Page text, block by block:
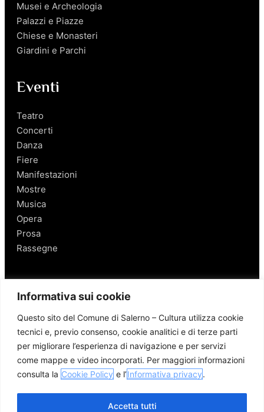
Informativa sui cookie
Questo sito del Comune di Salerno – Cultura utilizza cookie
tecnici e, previo consenso, cookie analitici e di terze parti
per migliorare l’esperienza di navigazione e per servizi
come mappe e video incorporati. Per maggiori informazioni
consulta la Cookie Policy e l’Informativa privacy.
Accetta tutti
Musei e Archeologia
Palazzi e Piazze
Chiese e Monasteri
Giardini e Parchi
Eventi
Teatro
Concerti
Danza
Fiere
Manifestazioni
Mostre
Musica
Opera
Prosa
Rassegne
Salerno
Personaggi
Enogastronomia
Mobilità a Salerno
Luoghi nei Dintorni
Link utili